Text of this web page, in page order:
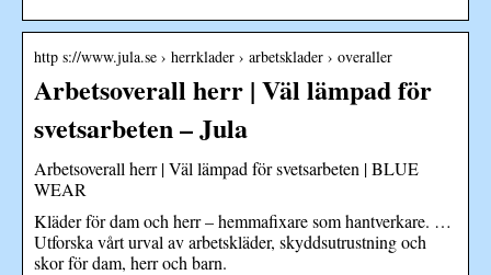
http s://www.jula.se › herrklader › arbetsklader › overaller
Arbetsoverall herr | Väl lämpad för
svetsarbeten – Jula
Arbetsoverall herr | Väl lämpad för svetsarbeten | BLUE
WEAR
Kläder för dam och herr – hemmafixare som hantverkare. …
Utforska vårt urval av arbetskläder, skyddsutrustning och
skor för dam, herr och barn.